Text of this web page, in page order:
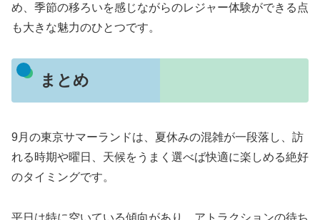
め、季節の移ろいを感じながらのレジャー体験ができる点
も大きな魅力のひとつです。
まとめ
9月の東京サマーランドは、夏休みの混雑が一段落し、訪
れる時期や曜日、天候をうまく選べば快適に楽しめる絶好
のタイミングです。